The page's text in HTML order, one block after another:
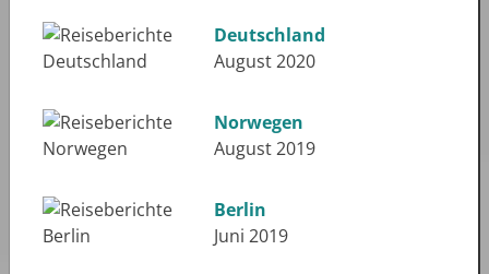
Deutschland
August 2020
Norwegen
August 2019
Berlin
Juni 2019